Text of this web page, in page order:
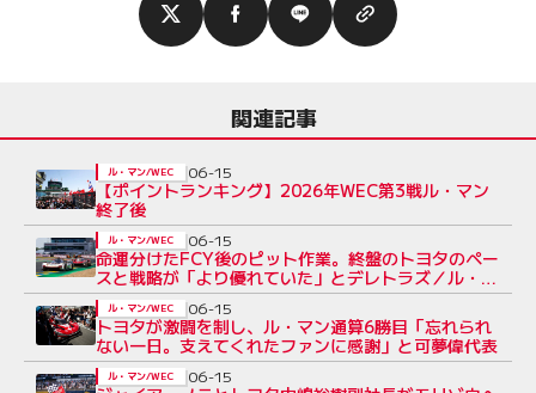
関連記事
【ポイントランキング】2026年WEC第3戦ル・マン
終了後
ル・マン/WEC 06-15
命運分けたFCY後のピット作業。終盤のトヨタのペー
スと戦略が「より優れていた」とデレトラズ／ル・マ
ン24時間
ル・マン/WEC 06-15
トヨタが激闘を制し、ル・マン通算6勝目「忘れられ
ない一日。支えてくれたファンに感謝」と可夢偉代表
ル・マン/WEC 06-15
ル・マン/WEC 06-15